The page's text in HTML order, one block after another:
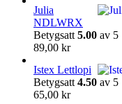
Julia
NDLWRX
Betygsatt 5.00 av 5
89,00 kr
Istex Lettlopi
Betygsatt 4.50 av 5
65,00 kr